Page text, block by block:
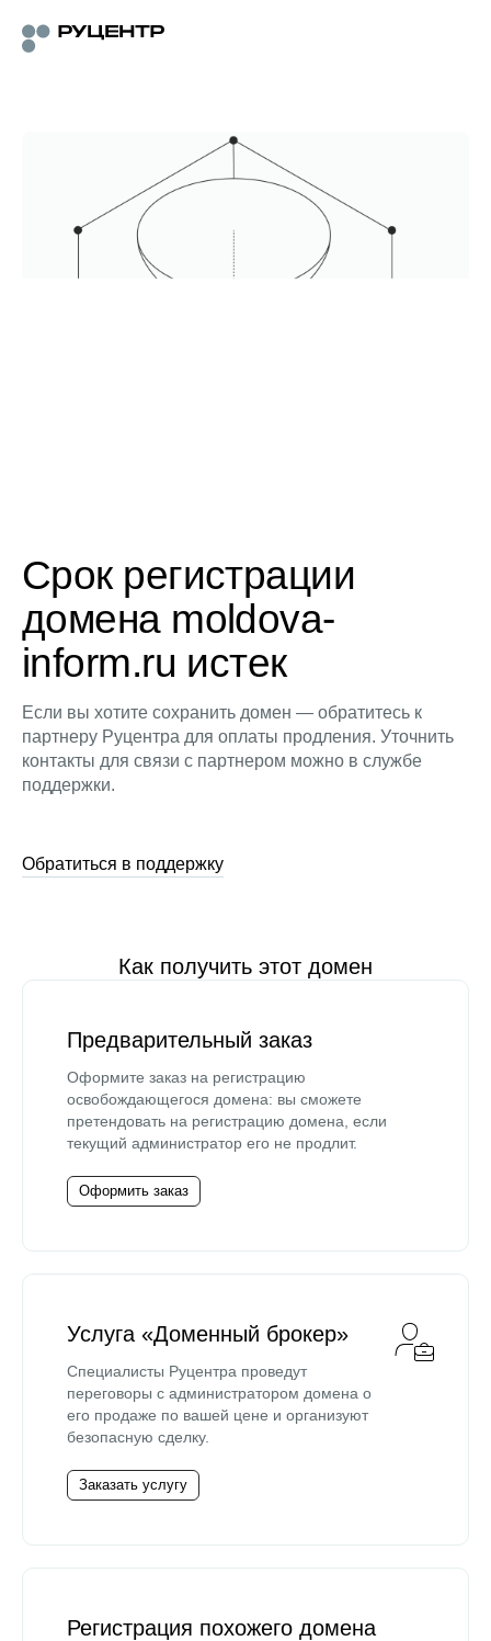
Срок регистрации
домена moldova-
inform.ru истек
Если вы хотите сохранить домен — обратитесь к
партнеру Руцентра для оплаты продления. Уточнить
контакты для связи с партнером можно в службе
поддержки.
Обратиться в поддержку
Как получить этот домен
Предварительный заказ
Оформите заказ на регистрацию
освобождающегося домена: вы сможете
претендовать на регистрацию домена, если
текущий администратор его не продлит.
Оформить заказ
Услуга «Доменный брокер»
Специалисты Руцентра проведут
переговоры с администратором домена о
его продаже по вашей цене и организуют
безопасную сделку.
Заказать услугу
Регистрация похожего домена